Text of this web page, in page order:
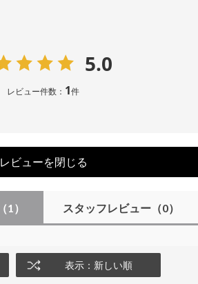
5.0
レビュー件数： 1件
レビューを閉じる
（1） スタッフレビュー（0）
表示：新しい順